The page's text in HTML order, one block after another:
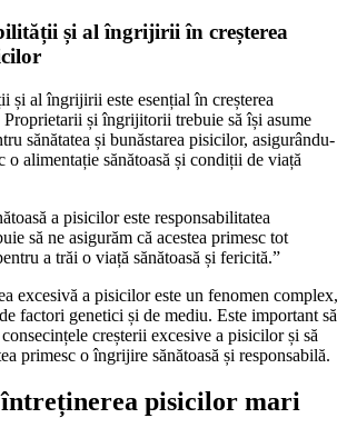
și al îngrijirii în creșterea
și al îngrijirii este esențial în creșterea
Proprietarii și îngrijitorii trebuie să își asume
sănătatea și bunăstarea pisicilor, asigurându-
o alimentație sănătoasă și condiții de viață
a pisicilor este responsabilitatea
să ne asigurăm că acestea primesc tot
a trăi o viață sănătoasă și fericită.”
excesivă a pisicilor este un fenomen complex,
factori genetici și de mediu. Este important să
creșterii excesive a pisicilor și să
primesc o îngrijire sănătoasă și responsabilă.
pisicilor mari